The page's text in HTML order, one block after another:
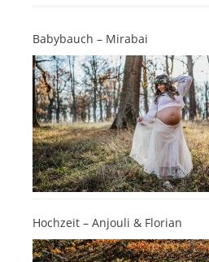
Babybauch – Mirabai
Hochzeit – Anjouli & Florian